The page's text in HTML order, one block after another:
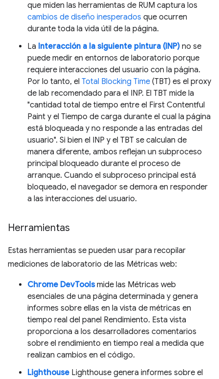
que miden las herramientas de RUM captura los
cambios de diseño inesperados que ocurren
durante toda la vida útil de la página.
La Interacción a la siguiente pintura (INP) no se
puede medir en entornos de laboratorio porque
requiere interacciones del usuario con la página.
Por lo tanto, el Total Blocking Time (TBT) es el proxy
de lab recomendado para el INP. El TBT mide la
"cantidad total de tiempo entre el First Contentful
Paint y el Tiempo de carga durante el cual la página
está bloqueada y no responde a las entradas del
usuario". Si bien el INP y el TBT se calculan de
manera diferente, ambos reflejan un subproceso
principal bloqueado durante el proceso de
arranque. Cuando el subproceso principal está
bloqueado, el navegador se demora en responder
a las interacciones del usuario.
Herramientas
Estas herramientas se pueden usar para recopilar
mediciones de laboratorio de las Métricas web:
Chrome DevToolsmide las Métricas web
esenciales de una página determinada y genera
informes sobre ellas en la vista de métricas en
tiempo real del panel Rendimiento. Esta vista
proporciona a los desarrolladores comentarios
sobre el rendimiento en tiempo real a medida que
realizan cambios en el código.
Lighthouse Lighthouse genera informes sobre el